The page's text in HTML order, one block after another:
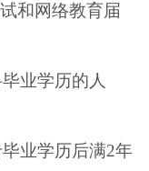
和网络教育届
业学历的人
业学历后满2年